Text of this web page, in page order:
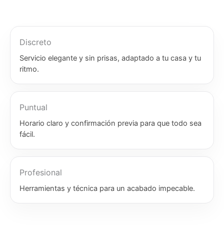
Discreto
Servicio elegante y sin prisas, adaptado a tu casa y tu
ritmo.
Puntual
Horario claro y confirmación previa para que todo sea
fácil.
Profesional
Herramientas y técnica para un acabado impecable.